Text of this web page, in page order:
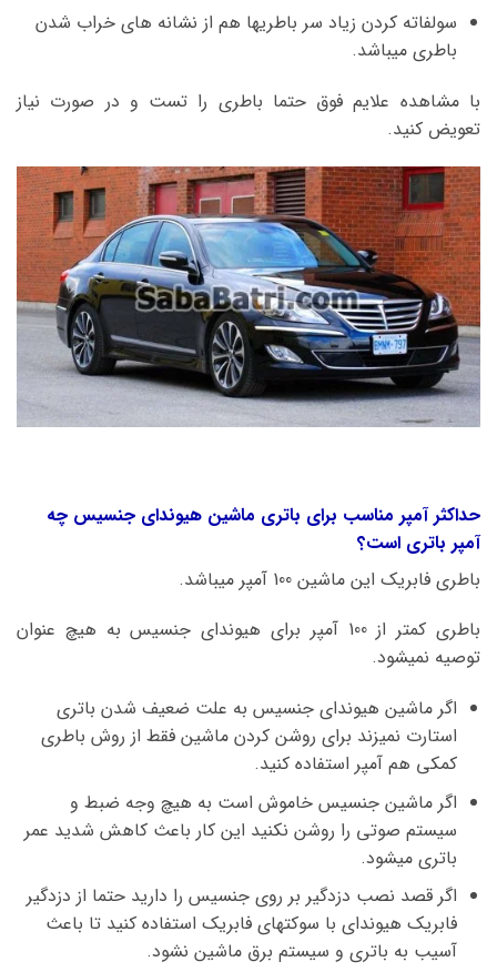
سولفاته کردن زیاد سر باطریها هم از نشانه های خراب شدن
باطری میباشد.
با مشاهده علایم فوق حتما باطری را تست و در صورت نیاز
تعویض کنید.
حداکثر آمپر مناسب برای باتری ماشین هیوندای جنسیس چه
آمپر باتری است؟
باطری فابریک این ماشین 100 آمپر میباشد.
باطری کمتر از 100 آمپر برای هیوندای جنسیس به هیچ عنوان
توصیه نمیشود.
اگر ماشین هیوندای جنسیس به علت ضعیف شدن باتری
استارت نمیزند برای روشن کردن ماشین فقط از روش باطری
کمکی هم آمپر استفاده کنید.
اگر ماشین جنسیس خاموش است به هیچ وجه ضبط و
سیستم صوتی را روشن نکنید این کار باعث کاهش شدید عمر
باتری میشود.
اگر قصد نصب دزدگیر بر روی جنسیس را دارید حتما از دزدگیر
فابریک هیوندای با سوکتهای فابریک استفاده کنید تا باعث
آسیب به باتری و سیستم برق ماشین نشود.